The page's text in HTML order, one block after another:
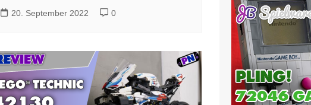
20. September 2022 0